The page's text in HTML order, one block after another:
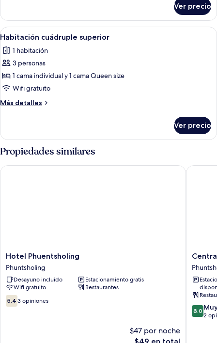
cama
matrimonial
o
2
individuales
superior
con
1
matrimonial
o
individuales
Ver precio
Abrir
todas
las
fotos
de
Habitación
cuádruple
superior
Habitación de hotel con dos camas,
7
Habitación cuádruple superior
1 habitación
3 personas
1 cama individual y 1 cama Queen size
Wifi gratuito
Más detalles
Más
cuádruple
superior
Ver precio
Propiedades similares
Hotel
Phuentsholing
Phuntsholing
Hotel Phuentsholing
Phuntsholing
Desayuno incluido
Estacionamiento gratis
Wifi gratuito
Restaurantes
5.4
de
5.4 3 opiniones
$47 por noche
El
$49 en total
Hotel Phuentsholing
Central
Hotel
8.0
de
8.0
2
Central